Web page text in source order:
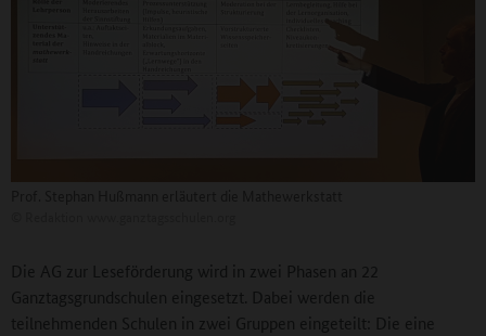
Die AG zur Leseförderung wird in zwei Phasen an 22
Ganztagsgrundschulen eingesetzt. Dabei werden die
teilnehmenden Schulen in zwei Gruppen eingeteilt: Die eine